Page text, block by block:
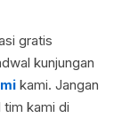
gratis
kunjungan
kami. Jangan
tim kami di